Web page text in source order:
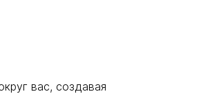
вас, создавая